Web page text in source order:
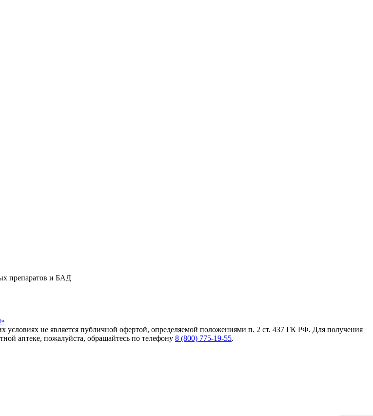
препаратов и БАД
не является публичной офертой, определяемой положениями п. 2 ст. 437 ГК РФ. Для получения
аптеке, пожалуйста, обращайтесь по телефону 8 (800) 775-19-55.